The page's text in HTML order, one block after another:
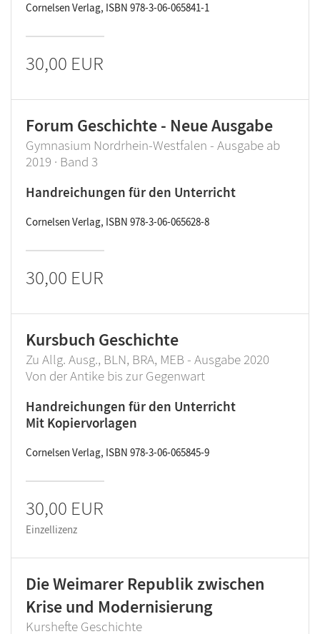
Cornelsen Verlag, ISBN 978-3-06-065841-1
30,00 EUR
Forum Geschichte - Neue Ausgabe
Gymnasium Nordrhein-Westfalen - Ausgabe ab
2019 · Band 3
Handreichungen für den Unterricht
Cornelsen Verlag, ISBN 978-3-06-065628-8
30,00 EUR
Kursbuch Geschichte
Zu Allg. Ausg., BLN, BRA, MEB - Ausgabe 2020
Von der Antike bis zur Gegenwart
Handreichungen für den Unterricht
Mit Kopiervorlagen
Cornelsen Verlag, ISBN 978-3-06-065845-9
30,00 EUR
Einzellizenz
Die Weimarer Republik zwischen
Krise und Modernisierung
Kurshefte Geschichte